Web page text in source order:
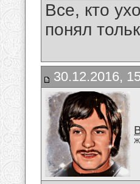
Все, кто
понял
30.12.2016,